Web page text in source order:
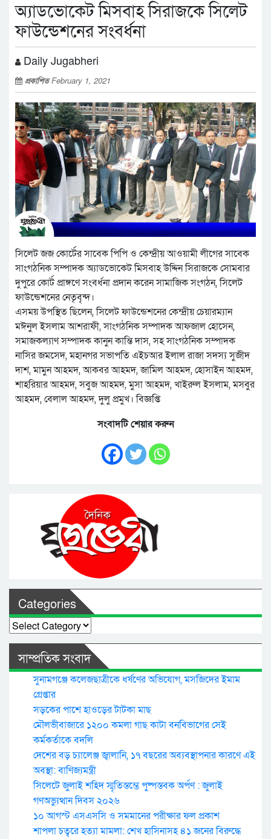
অ্যাডভোকেট মিসবাহ সিরাজকে সিলেট
ফাউন্ডেশনের সংবর্ধনা
Daily Jugabheri
প্রকাশিতFebruary 1, 2021
সিলেট জজ কোর্টের সাবেক পিপি ও কেন্দ্রীয় আওয়ামী লীগের সাবেক
সাংগঠনিক সম্পাদক অ্যাডভোকেট মিসবাহ উদ্দিন সিরাজকে সোমবার
দুপুরে কোর্ট প্রাঙ্গণে সংবর্ধনা প্রদান করেন সামাজিক সংগঠন, সিলেট
ফাউন্ডেশনের নেতৃবৃন্দ।
এসময় উপস্থিত ছিলেন, সিলেট ফাউন্ডেশনের কেন্দ্রীয় চেয়ারম্যান
মঈনুল ইসলাম আশরাফী, সাংগঠনিক সম্পাদক আফজাল হোসেন,
সমাজকল্যাণ সম্পাদক কানুন কান্তি দাস, সহ সাংগঠনিক সম্পাদক
নাসির জমসেদ, মহানগর সভাপতি এইচআর ইলাল রাজা সদস্য সুজীদ
দাশ, মামুন আহমদ, আকবর আহমদ, জামিল আহমদ, হোসাইন আহমদ,
শাহরিয়ার আহমদ, সবুজ আহমদ, মুসা আহমদ, খাইরুল ইসলাম, মসবুর
আহমদ, বেলাল আহমদ, দুলু প্রমুখ। বিজ্ঞপ্তি
সংবাদটি শেয়ার করুন
Categories
Categories
সাম্প্রতিক সংবাদ
সুনামগঞ্জে কলেজছাত্রীকে ধর্ষণের অভিযোগ, মসজিদের ইমাম
গ্রেপ্তার
সড়কের পাশে হাওড়ের টাটকা মাছ
মৌলভীবাজারে ১২০০ কমলা গাছ কাটা বনবিভাগের সেই
কর্মকর্তাকে বদলি
দেশের বড় চ্যালেঞ্জ জ্বালানি, ১৭ বছরের অব্যবস্থাপনার কারণে এই
অবস্থা: বাণিজ্যমন্ত্রী
সিলেটে জুলাই শহিদ স্মৃতিস্তম্ভে পুষ্পস্তবক অর্পণ : জুলাই
গণঅভ্যুত্থান দিবস ২০২৬
১০ আগস্ট এসএসসি ও সমমানের পরীক্ষার ফল প্রকাশ
শাপলা চত্বরে হত্যা মামলা: শেখ হাসিনাসহ ৪১ জনের বিরুদ্ধে